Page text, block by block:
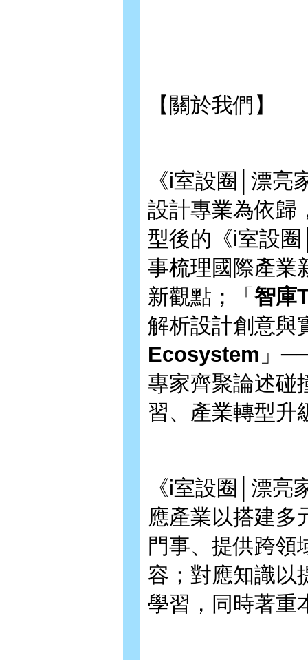
【關於我們】
《i室設圈│漂
設計專業為依歸
型後的《i室設
事梳理國際產業
新觀點；「 智庫
解析設計創意與
Ecosystem 」
專家齊聚論述碰
習、產業轉型升
《i室設圈│漂
應產業以搭建多
門事、提供跨領
容；對應知識以
學習，同時著重